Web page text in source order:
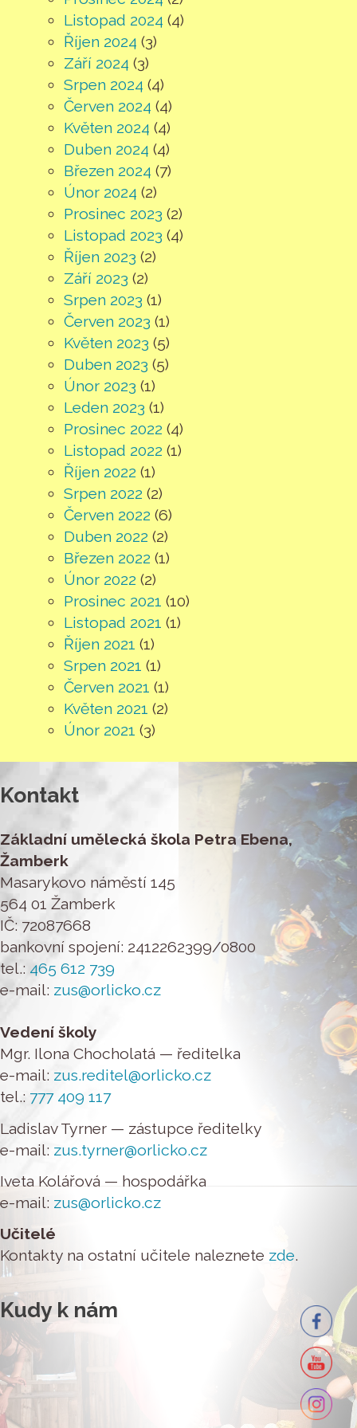
Listopad 2024 (4)
Říjen 2024 (3)
Září 2024 (3)
Srpen 2024 (4)
Červen 2024 (4)
Květen 2024 (4)
Duben 2024 (4)
Březen 2024 (7)
Únor 2024 (2)
Prosinec 2023 (2)
Listopad 2023 (4)
Říjen 2023 (2)
Září 2023 (2)
Srpen 2023 (1)
Červen 2023 (1)
Květen 2023 (5)
Duben 2023 (5)
Únor 2023 (1)
Leden 2023 (1)
Prosinec 2022 (4)
Listopad 2022 (1)
Říjen 2022 (1)
Srpen 2022 (2)
Červen 2022 (6)
Duben 2022 (2)
Březen 2022 (1)
Únor 2022 (2)
Prosinec 2021 (10)
Listopad 2021 (1)
Říjen 2021 (1)
Srpen 2021 (1)
Červen 2021 (1)
Květen 2021 (2)
Únor 2021 (3)
Kontakt
Základní umělecká škola Petra Ebena,
Žamberk
Masarykovo náměstí 145
564 01 Žamberk
IČ: 72087668
bankovní spojení: 2412262399/0800
tel.: 465 612 739
e-mail: zus@orlicko.cz
Vedení školy
Mgr. Ilona Chocholatá — ředitelka
e-mail: zus.reditel@orlicko.cz
tel.: 777 409 117
Ladislav Tyrner — zástupce ředitelky
e-mail: zus.tyrner@orlicko.cz
Iveta Kolářová — hospodářka
e-mail: zus@orlicko.cz
Učitelé
Kontakty na ostatní učitele naleznete zde.
Kudy k nám